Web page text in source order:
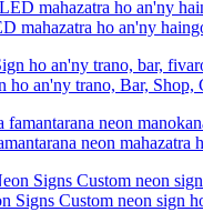
mahazatra ho an'ny
ho an'ny trano, Bar, Shop,
neon
Signs Custom neon sign